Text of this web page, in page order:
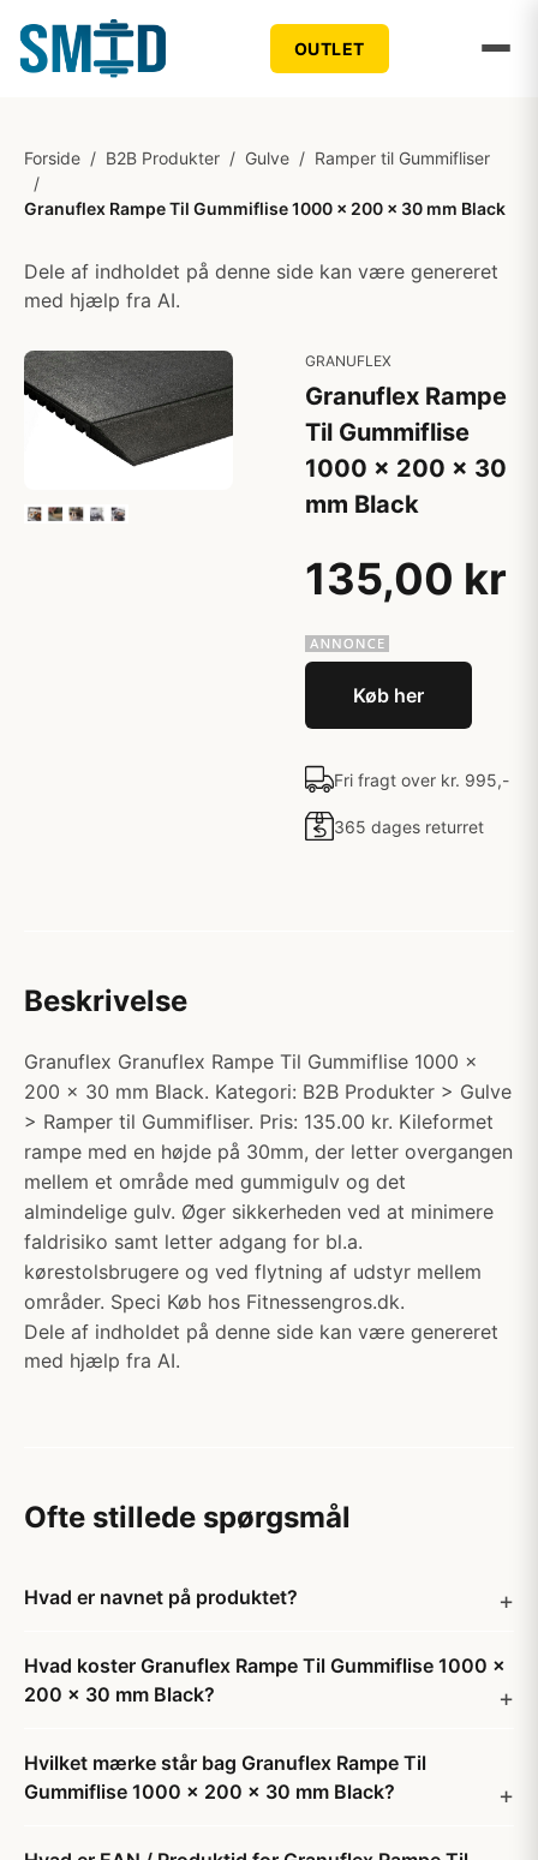
OUTLET
Forside / B2B Produkter / Gulve / Ramper til Gummifliser
/
Granuflex Rampe Til Gummiflise 1000 x 200 x 30 mm Black
Dele af indholdet på denne side kan være genereret
med hjælp fra AI.
GRANUFLEX
Granuflex Rampe
Til Gummiflise
1000 x 200 x 30
mm Black
135,00 kr
Køb her
Fri fragt over kr. 995,-
365 dages returret
Beskrivelse
Granuflex Granuflex Rampe Til Gummiflise 1000 x
200 x 30 mm Black. Kategori: B2B Produkter > Gulve
> Ramper til Gummifliser. Pris: 135.00 kr. Kileformet
rampe med en højde på 30mm, der letter overgangen
mellem et område med gummigulv og det
almindelige gulv. Øger sikkerheden ved at minimere
faldrisiko samt letter adgang for bl.a.
kørestolsbrugere og ved flytning af udstyr mellem
områder. Speci Køb hos Fitnessengros.dk.
Dele af indholdet på denne side kan være genereret
med hjælp fra AI.
Ofte stillede spørgsmål
Hvad er navnet på produktet?
Hvad koster Granuflex Rampe Til Gummiflise 1000 x
200 x 30 mm Black?
Hvilket mærke står bag Granuflex Rampe Til
Gummiflise 1000 x 200 x 30 mm Black?